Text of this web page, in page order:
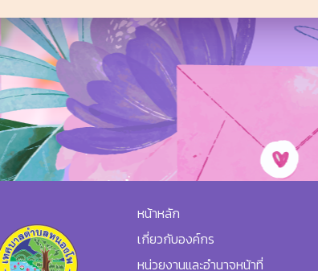
หน้าหลัก
เกี่ยวกับองค์กร
หน่วยงานและอำนาจหน้าที่